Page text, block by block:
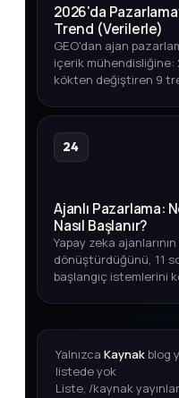
2026'da
Trend (Verilerle)
GEO'dan ajan
içerik mühendisliğine:
kökten değiştiren 9
24
Ajanlı Pazarlama:
Nasıl Başlanır?
Yapay zeka
dönüştürdüğünü, 11
başlangıç istemlerini
Yalnızca Kaynakblog
listede yok
Liste, /kaynak